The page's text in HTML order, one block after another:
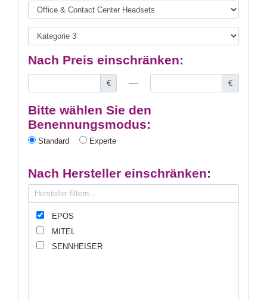
Nach Preis einschränken:
€ €
Bitte wählen Sie den
Benennungsmodus:
Standard Experte
Nach Hersteller einschränken:
EPOS
MITEL
SENNHEISER